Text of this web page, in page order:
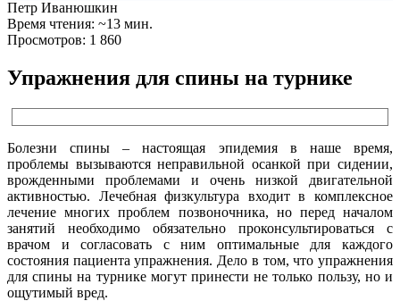
Петр Иванюшкин
Время чтения: ~13 мин.
Просмотров: 1 860
Упражнения для спины на турнике
Болезни спины – настоящая эпидемия в наше время,
проблемы вызываются неправильной осанкой при сидении,
врожденными проблемами и очень низкой двигательной
активностью. Лечебная физкультура входит в комплексное
лечение многих проблем позвоночника, но перед началом
занятий необходимо обязательно проконсультироваться с
врачом и согласовать с ним оптимальные для каждого
состояния пациента упражнения. Дело в том, что упражнения
для спины на турнике могут принести не только пользу, но и
ощутимый вред.